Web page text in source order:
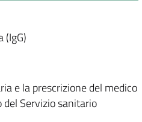
(IgG)
e la prescrizione del medico
Servizio sanitario